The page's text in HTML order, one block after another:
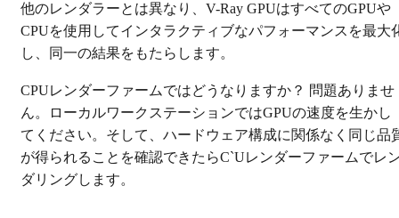
他のレンダラーとは異なり、V-Ray GPUはすべてのGPUや
CPUを使用してインタラクティブなパフォーマンスを最大
し、同一の結果をもたらします。
CPUレンダーファームではどうなりますか？ 問題ありませ
ん。ローカルワークステーションではGPUの速度を生かし
てください。そして、ハードウェア構成に関係なく同じ品
が得られることを確認できたらC`Uレンダーファームでレ
ダリングします。